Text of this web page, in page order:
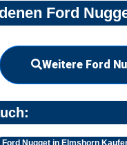
Ford
Weitere Ford
Ford Nugget in Elmshorn